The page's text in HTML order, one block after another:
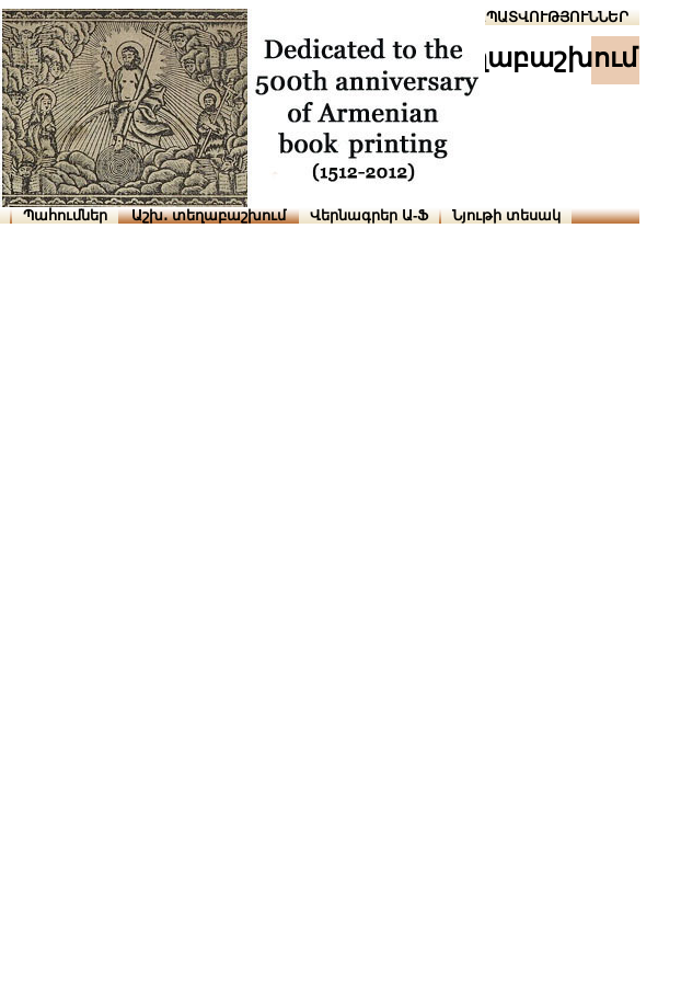
ՆԱԽԱՊԱՏՎՈՒԹՅՈՒՆՆԵՐ
աշխ․ տեղաբաշխում
Պահումներ Աշխ․ տեղաբաշխում Վերնագրեր Ա-Ֆ Նյութի տեսակ